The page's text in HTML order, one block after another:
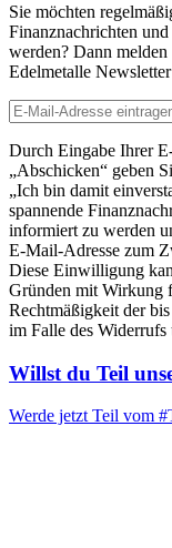
Sie möchten
Finanznachrichten
werden? Dann
Edelmetalle
Durch Eingabe Ihrer
„Abschicken“ geben
„Ich bin damit
spannende
informiert zu werden
E-Mail-Adresse zum
Diese Einwilligung
Gründen mit Wirkung
Rechtmäßigkeit der
im Falle des Widerrufs
Willst du Teil
Werde jetzt Teil vom